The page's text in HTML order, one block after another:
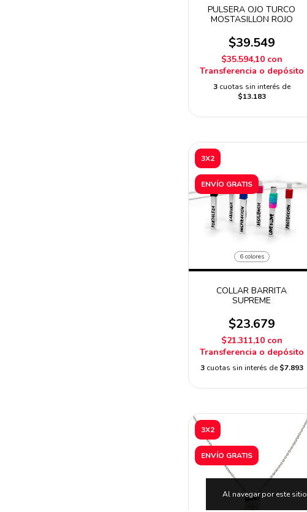
Al navegar por este sitio
PULSERA OJO TURCO
MOSTASILLON ROJO
$39.549
$35.594,10 con
Transferencia o depósito
3 cuotas sin interés de
$13.183
3X2
ENVÍO GRATIS
6 colores
COLLAR BARRITA
SUPREME
$23.679
$21.311,10 con
Transferencia o depósito
3 cuotas sin interés de$7.893
3X2
ENVÍO GRATIS